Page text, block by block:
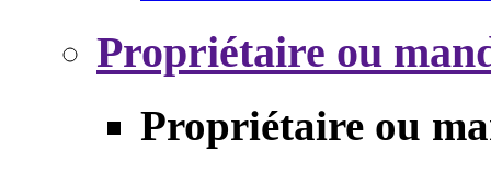
Propriétaire ou
Propriétaire ou